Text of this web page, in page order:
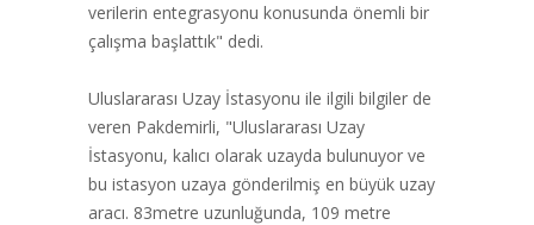
verilerin entegrasyonu konusunda önemli bir
çalışma başlattık" dedi.
Uluslararası Uzay İstasyonu ile ilgili bilgiler de
veren Pakdemirli, "Uluslararası Uzay
İstasyonu, kalıcı olarak uzayda bulunuyor ve
bu istasyon uzaya gönderilmiş en büyük uzay
aracı. 83metre uzunluğunda, 109 metre